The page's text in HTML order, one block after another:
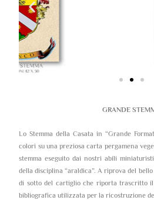
GRANDE
Lo Stemma della Casata in “Grande
colori su una preziosa carta pergamena
stemma eseguito dai nostri abili
della disciplina “araldica”. A riprova del
di sotto del cartiglio che riporta trascritto
bibliografica utilizzata per la ricostruzione